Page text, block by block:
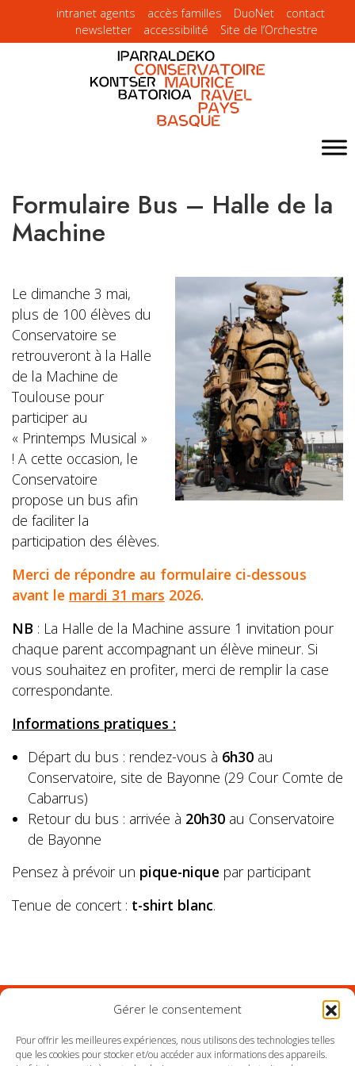
Gérer le consentement
Pour offrir les meilleures expériences, nous utilisons des technologies telles
que les cookies pour stocker et/ou accéder aux informations des appareils.
intranet agents accès familles DuoNet
contact
newsletter
accessibilité Site de l’Orchestre
Formulaire Bus – Halle de la
Machine
Le dimanche 3 mai,
plus de 100 élèves du
Conservatoire se
retrouveront à la Halle
de la Machine de
Toulouse pour
participer au
« Printemps Musical »
! A cette occasion, le
Conservatoire
propose un bus afin
de faciliter la
participation des élèves.
Merci de répondre au formulaire ci-dessous
avant le mardi 31 mars 2026.
NB : La Halle de la Machine assure 1 invitation pour
chaque parent accompagnant un élève mineur. Si
vous souhaitez en profiter, merci de remplir la case
correspondante.
Informations pratiques :
Départ du bus : rendez-vous à 6h30 au
Conservatoire, site de Bayonne (29 Cour Comte de
Cabarrus)
Retour du bus : arrivée à 20h30 au Conservatoire
de Bayonne
Pensez à prévoir un pique-nique par participant
Tenue de concert : t-shirt blanc.